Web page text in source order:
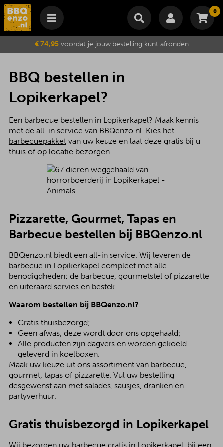
0
Winkelmand
Je winkelwagen is momenteel leeg.
Subtotaal €
Wijzig winkelmand
€ 74,95voordat je jouw bestelling kunt afronden
BBQ bestellen in
Lopikerkapel?
Een barbecue bestellen in Lopikerkapel? Maak kennis
met de all-in service van BBQenzo.nl. Kies het
barbecuepakketvan uw keuze en laat deze gratis bij u
thuis of op locatie bezorgen.
Pizzarette, Gourmet, Tapas en
Barbecue bestellen bij BBQenzo.nl
BBQenzo.nl biedt een all-in service. Wij leveren de
barbecue in Lopikerkapel compleet met alle
benodigdheden: de barbecue, gourmetstel of pizzarette
en uiteraard servies en bestek.
Waarom bestellen bij BBQenzo.nl?
Gratis thuisbezorgd;
Geen afwas, deze wordt door ons opgehaald;
Alle producten zijn dagvers en worden gekoeld
geleverd in koelboxen.
Maak uw keuze uit ons assortiment van barbecue,
gourmet, tapas of pizzarette. Vul uw bestelling
desgewenst aan met salades, sausjes, dranken en
partyverhuur.
Gratis thuisbezorgd in Lopikerkapel
Wij bezorgen uw barbecue gratis in Lopikerkapel, bij een